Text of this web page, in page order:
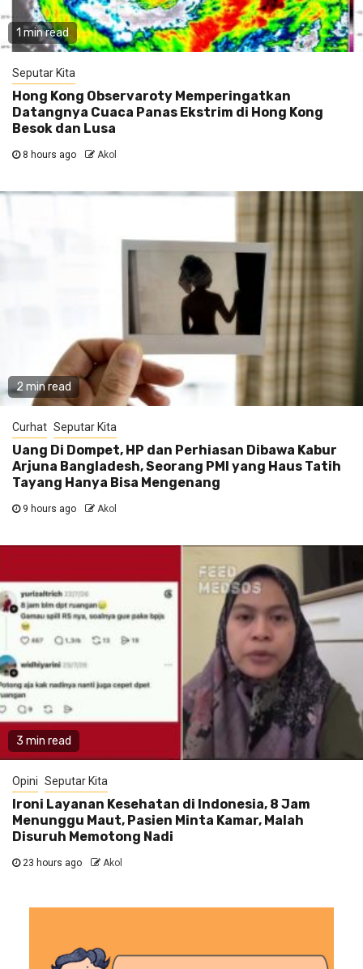
1 min read
Seputar Kita
Hong Kong Observaroty Memperingatkan
Datangnya Cuaca Panas Ekstrim di Hong Kong
Besok dan Lusa
8 hours ago Akol
2 min read
Curhat Seputar Kita
Uang Di Dompet, HP dan Perhiasan Dibawa Kabur
Arjuna Bangladesh, Seorang PMI yang Haus Tatih
Tayang Hanya Bisa Mengenang
9 hours ago Akol
3 min read
Opini Seputar Kita
Ironi Layanan Kesehatan di Indonesia, 8 Jam
Menunggu Maut, Pasien Minta Kamar, Malah
Disuruh Memotong Nadi
23 hours ago Akol